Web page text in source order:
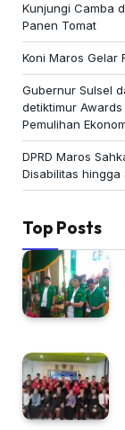
Kunjungi Camba
Panen Tomat
Koni Maros Gelar
Gubernur Sulsel
detiktimur
Pemulihan
DPRD Maros
Disabilitas hingga
Top Posts